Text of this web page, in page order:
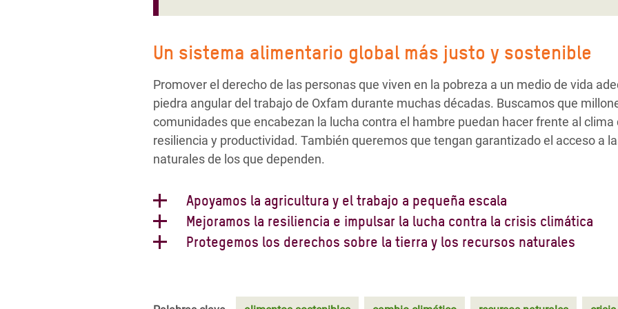
Un sistema alimentario global más justo y sostenible
Promover el derecho de las personas que viven en la pobreza a un medio de vida
piedra angular del trabajo de Oxfam durante muchas décadas. Buscamos que
comunidades que encabezan la lucha contra el hambre puedan hacer frente al
resiliencia y productividad. También queremos que tengan garantizado el acceso a
naturales de los que dependen.
Apoyamos la agricultura y el trabajo a pequeña escala
La inversión en agricultura a pequeña escala, especialmente la gestionada por
éxito en muchos países. Gracias a ella, podemos producir suficientes alimentos
cooperativas y organizaciones de productores y productoras, y solicitamos a los
Mejoramos la resiliencia e impulsar la lucha contra la crisis climática
Durante la próxima década, la crisis climática afectará todavía más a las pequeñas
refuercen su capacidad para hacer frente a esta situación. Hacemos campaña para
Protegemos los derechos sobre la tierra y los recursos naturales
dedicadas a la agricultura y a la pesca para que puedan defender su derecho a